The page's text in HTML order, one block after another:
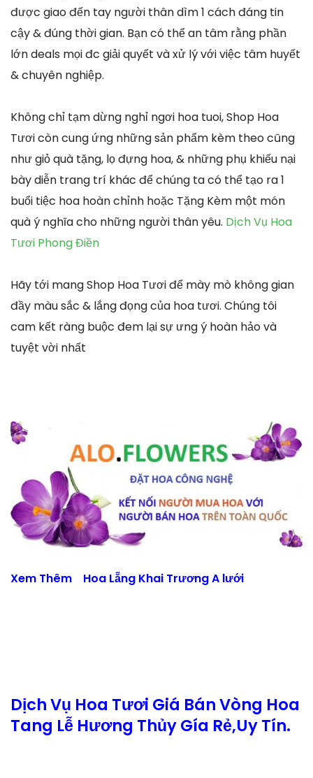
được giao đến tay người thân dìm 1 cách đáng tin
cậy & đúng thời gian. Bạn có thể an tâm rằng phần
lớn deals mọi đc giải quyết và xử lý với việc tâm huyết
& chuyên nghiệp.
Không chỉ tạm dừng nghỉ ngơi hoa tuoi, Shop Hoa
Tươi còn cung ứng những sản phẩm kèm theo cũng
như giỏ quà tặng, lọ đựng hoa, & những phụ khiếu nại
bày diễn trang trí khác để chúng ta có thể tạo ra 1
buổi tiệc hoa hoàn chỉnh hoặc Tặng Kèm một món
quà ý nghĩa cho những người thân yêu. Dịch Vụ Hoa
Tươi Phong Điền
Hãy tới mang Shop Hoa Tươi để mày mò không gian
đầy màu sắc & lắng đọng của hoa tươi. Chúng tôi
cam kết ràng buộc đem lại sự ưng ý hoàn hảo và
tuyệt vời nhất
Xem Thêm Hoa Lẵng Khai Trương A lưới
Dịch Vụ Hoa Tươi Giá Bán Vòng Hoa
Tang Lễ Hương Thủy Gía Rẻ,Uy Tín.